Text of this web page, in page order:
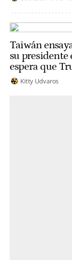
Taiwán
su presidente
espera que
Kitty Udvaros